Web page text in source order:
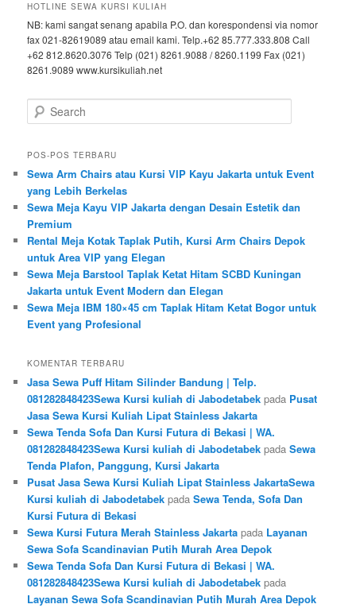
HOTLINE SEWA KURSI KULIAH
NB: kami sangat senang apabila P.O. dan korespondensi via nomor
fax 021-82619089 atau email kami. Telp.+62 85.777.333.808 Call
+62 812.8620.3076 Telp (021) 8261.9088 / 8260.1199 Fax (021)
8261.9089 www.kursikuliah.net
Search
POS-POS TERBARU
Sewa Arm Chairs atau Kursi VIP Kayu Jakarta untuk Event
yang Lebih Berkelas
Sewa Meja Kayu VIP Jakarta dengan Desain Estetik dan
Premium
Rental Meja Kotak Taplak Putih, Kursi Arm Chairs Depok
untuk Area VIP yang Elegan
Sewa Meja Barstool Taplak Ketat Hitam SCBD Kuningan
Jakarta untuk Event Modern dan Elegan
Sewa Meja IBM 180×45 cm Taplak Hitam Ketat Bogor untuk
Event yang Profesional
KOMENTAR TERBARU
Jasa Sewa Puff Hitam Silinder Bandung | Telp.
081282848423Sewa Kursi kuliah di Jabodetabek pada Pusat
Jasa Sewa Kursi Kuliah Lipat Stainless Jakarta
Sewa Tenda Sofa Dan Kursi Futura di Bekasi | WA.
081282848423Sewa Kursi kuliah di Jabodetabek padaSewa
Tenda Plafon, Panggung, Kursi Jakarta
Pusat Jasa Sewa Kursi Kuliah Lipat Stainless JakartaSewa
Kursi kuliah di Jabodetabek padaSewa Tenda, Sofa Dan
Kursi Futura di Bekasi
Sewa Kursi Futura Merah Stainless Jakarta pada Layanan
Sewa Sofa Scandinavian Putih Murah Area Depok
Sewa Tenda Sofa Dan Kursi Futura di Bekasi | WA.
081282848423Sewa Kursi kuliah di Jabodetabek pada
Layanan Sewa Sofa Scandinavian Putih Murah Area Depok